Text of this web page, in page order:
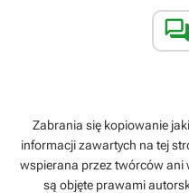

Zabrania się kopiowanie
informacji zawartych na tej
wspierana przez twórców ani
są objęte prawami